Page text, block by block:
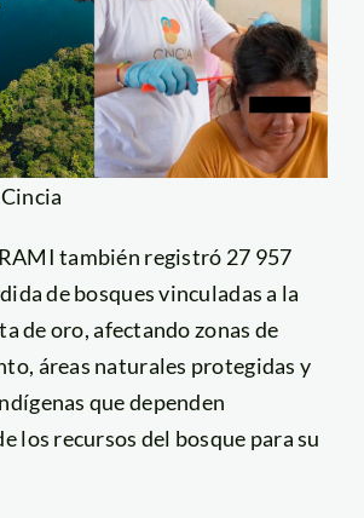
también registró 27 957
de bosques vinculadas a la
de oro, afectando zonas de
áreas naturales protegidas y
que dependen
los recursos del bosque para su